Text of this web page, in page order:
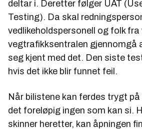
deltar i. Deretter følger UAT
Testing). Da skal
vedlikeholdspersonell og folk
vegtrafikksentralen gjennomgå
seg kjent med det. Den siste
hvis det ikke blir funnet feil.
Når bilistene kan ferdes trygt
det foreløpig ingen som kan si.
skinner heretter, kan åpningen